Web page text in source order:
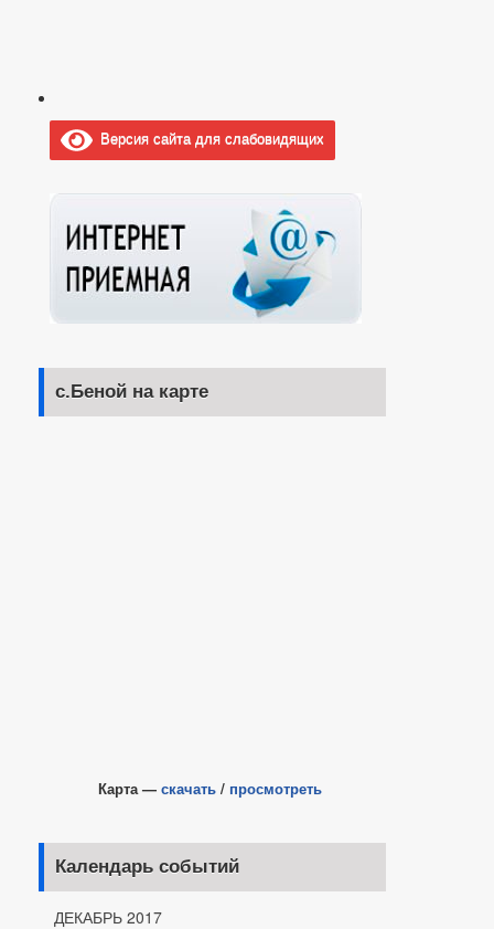
Версия сайта для слабовидящих
с.Беной на карте
Карта — скачать / просмотреть
Календарь событий
ДЕКАБРЬ 2017